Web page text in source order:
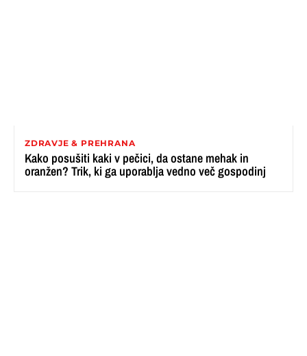
ZDRAVJE & PREHRANA
Kako posušiti kaki v pečici, da ostane mehak in
oranžen? Trik, ki ga uporablja vedno več gospodinj